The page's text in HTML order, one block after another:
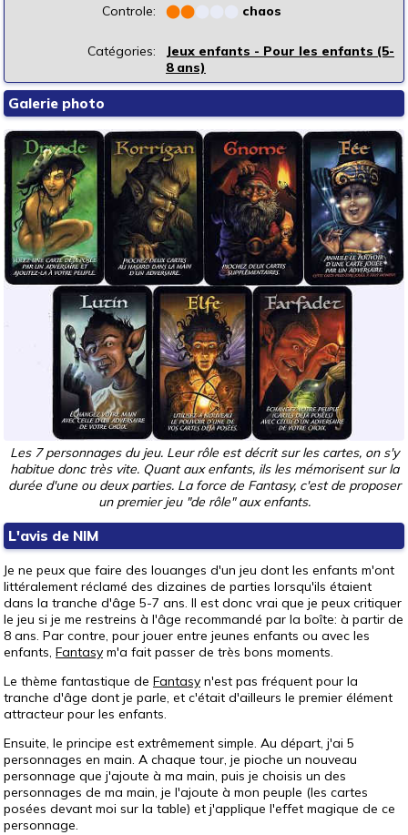
Controle:
⬤⬤ chaos
Catégories:
Jeux enfants - Pour les enfants (5-
8 ans)
Galerie photo
Les 7 personnages du jeu. Leur rôle est décrit sur les cartes, on s'y
habitue donc très vite. Quant aux enfants, ils les mémorisent sur la
durée d'une ou deux parties. La force de Fantasy, c'est de proposer
un premier jeu "de rôle" aux enfants.
L'avis de NIM
Je ne peux que faire des louanges d'un jeu dont les enfants m'ont
littéralement réclamé des dizaines de parties lorsqu'ils étaient
dans la tranche d'âge 5-7 ans. Il est donc vrai que je peux critiquer
le jeu si je me restreins à l'âge recommandé par la boîte: à partir de
8 ans. Par contre, pour jouer entre jeunes enfants ou avec les
enfants, Fantasy m'a fait passer de très bons moments.
Le thème fantastique de Fantasy n'est pas fréquent pour la
tranche d'âge dont je parle, et c'était d'ailleurs le premier élément
attracteur pour les enfants.
Ensuite, le principe est extrêmement simple. Au départ, j'ai 5
personnages en main. A chaque tour, je pioche un nouveau
personnage que j'ajoute à ma main, puis je choisis un des
personnages de ma main, je l'ajoute à mon peuple (les cartes
posées devant moi sur la table) et j'applique l'effet magique de ce
personnage.